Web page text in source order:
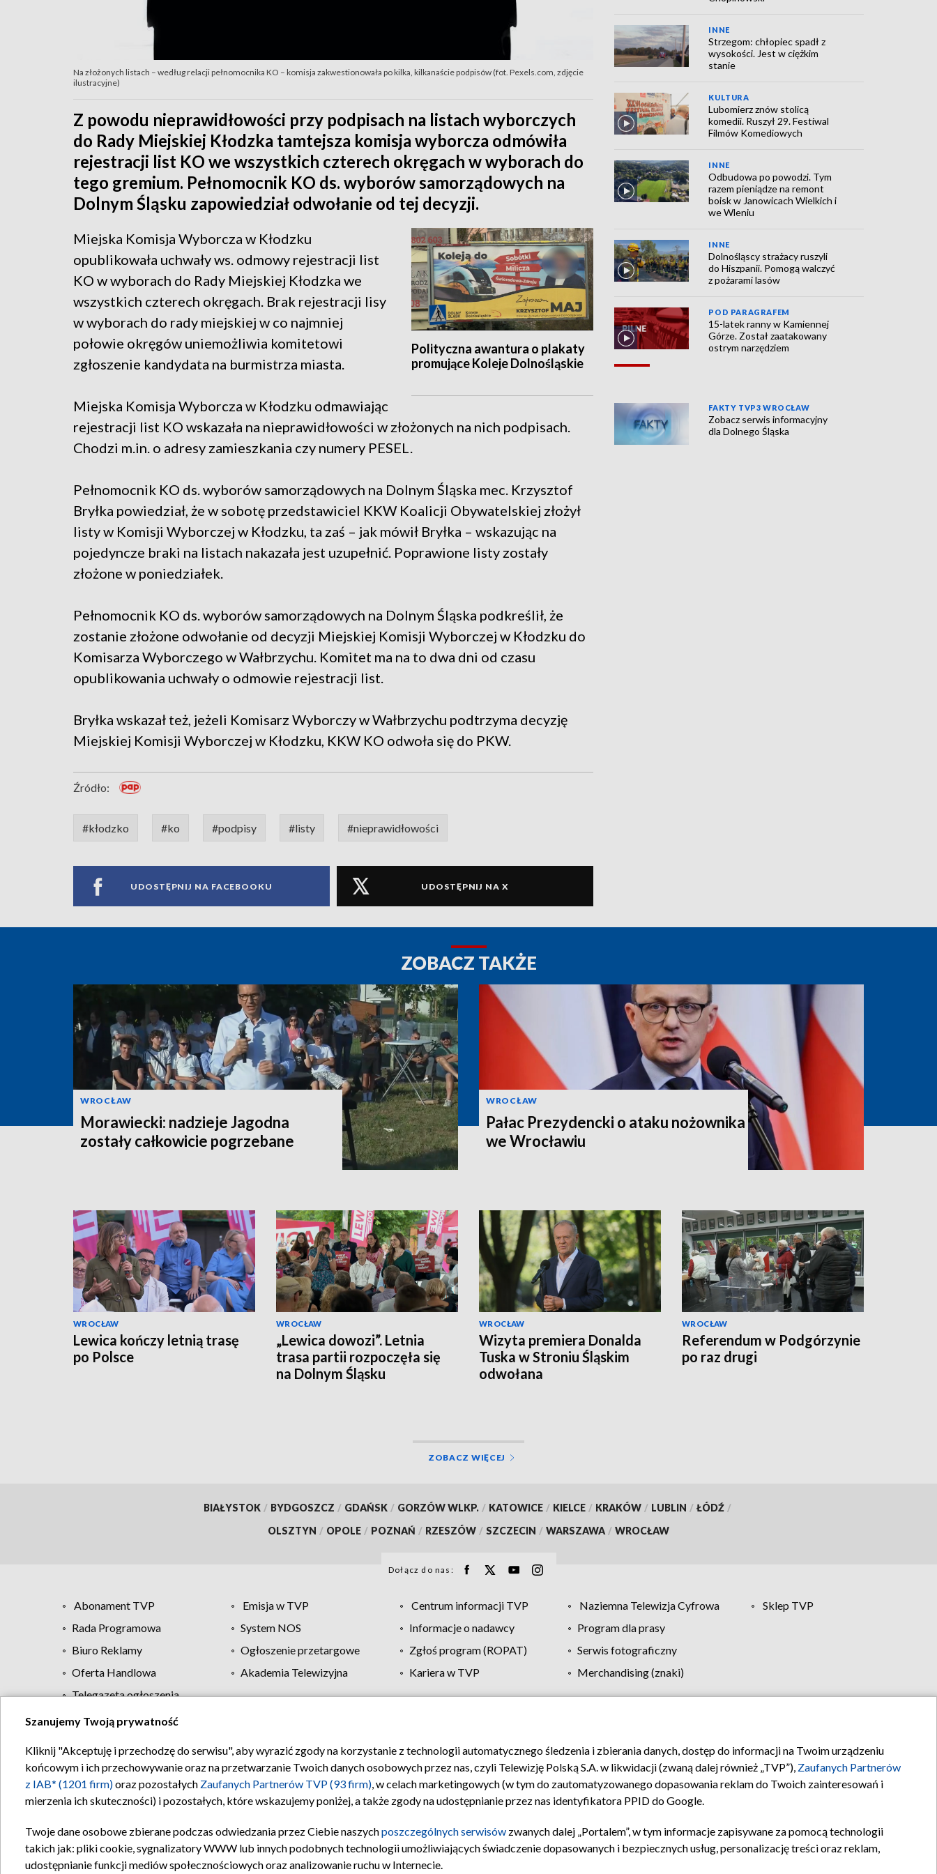
Na złożonych listach – według relacji pełnomocnika KO – komisja zakwestionowała po kilka, kilkanaście podpisów (fot. Pexels.com, zdjęcie
ilustracyjne)
Z powodu nieprawidłowości przy podpisach na listach wyborczych
do Rady Miejskiej Kłodzka tamtejsza komisja wyborcza odmówiła
rejestracji list KO we wszystkich czterech okręgach w wyborach do
tego gremium. Pełnomocnik KO ds. wyborów samorządowych na
Dolnym Śląsku zapowiedział odwołanie od tej decyzji.
Polityczna awantura o plakaty
promujące Koleje Dolnośląskie
Miejska Komisja Wyborcza w Kłodzku
opublikowała uchwały ws. odmowy rejestracji list
KO w wyborach do Rady Miejskiej Kłodzka we
wszystkich czterech okręgach. Brak rejestracji lisy
w wyborach do rady miejskiej w co najmniej
połowie okręgów uniemożliwia komitetowi
zgłoszenie kandydata na burmistrza miasta.
Miejska Komisja Wyborcza w Kłodzku odmawiając
rejestracji list KO wskazała na nieprawidłowości w złożonych na nich podpisach.
Chodzi m.in. o adresy zamieszkania czy numery PESEL.
Pełnomocnik KO ds. wyborów samorządowych na Dolnym Śląska mec. Krzysztof
Bryłka powiedział, że w sobotę przedstawiciel KKW Koalicji Obywatelskiej złożył
listy w Komisji Wyborczej w Kłodzku, ta zaś – jak mówił Bryłka – wskazując na
pojedyncze braki na listach nakazała jest uzupełnić. Poprawione listy zostały
złożone w poniedziałek.
Pełnomocnik KO ds. wyborów samorządowych na Dolnym Śląska podkreślił, że
zostanie złożone odwołanie od decyzji Miejskiej Komisji Wyborczej w Kłodzku do
Komisarza Wyborczego w Wałbrzychu. Komitet ma na to dwa dni od czasu
opublikowania uchwały o odmowie rejestracji list.
Bryłka wskazał też, jeżeli Komisarz Wyborczy w Wałbrzychu podtrzyma decyzję
Miejskiej Komisji Wyborczej w Kłodzku, KKW KO odwoła się do PKW.
Źródło:
#kłodzko #ko #podpisy #listy #nieprawidłowości
UDOSTĘPNIJ NA FACEBOOKU UDOSTĘPNIJ NA X
INNE
Strzegom: chłopiec spadł z
wysokości. Jest w ciężkim
stanie
KULTURA
Lubomierz znów stolicą
komedii. Ruszył 29. Festiwal
Filmów Komediowych
INNE
Odbudowa po powodzi. Tym
razem pieniądze na remont
boisk w Janowicach Wielkich i
we Wleniu
INNE
Dolnośląscy strażacy ruszyli
do Hiszpanii. Pomogą walczyć
z pożarami lasów
POD PARAGRAFEM
15-latek ranny w Kamiennej
Górze. Został zaatakowany
ostrym narzędziem
FAKTY TVP3 WROCŁAW
Zobacz serwis informacyjny
dla Dolnego Śląska
ZOBACZ TAKŻE
WROCŁAW
Morawiecki: nadzieje Jagodna
zostały całkowicie pogrzebane
WROCŁAW
Pałac Prezydencki o ataku nożownika
we Wrocławiu
WROCŁAW
Lewica kończy letnią trasę
po Polsce
WROCŁAW
„Lewica dowozi”. Letnia
trasa partii rozpoczęła się
na Dolnym Śląsku
WROCŁAW
Wizyta premiera Donalda
Tuska w Stroniu Śląskim
odwołana
WROCŁAW
Referendum w Podgórzynie
po raz drugi
ZOBACZ WIĘCEJ
BIAŁYSTOK / BYDGOSZCZ / GDAŃSK / GORZÓW WLKP. / KATOWICE / KIELCE / KRAKÓW / LUBLIN / ŁÓDŹ /
OLSZTYN / OPOLE / POZNAŃ / RZESZÓW / SZCZECIN / WARSZAWA / WROCŁAW
Dołącz do nas:
Abonament TVP Emisja w TVP Centrum informacji TVP Naziemna Telewizja Cyfrowa
Sklep TVP
Rada Programowa
System NOS Informacje o nadawcy
Program dla prasy
Biuro Reklamy
Ogłoszenie przetargowe Zgłoś program (ROPAT)
Serwis fotograficzny
Oferta Handlowa
Akademia Telewizyjna Kariera w TVP
Merchandising (znaki)
Telegazeta ogłoszenia
Regulamin TVP Polityka prywatności Moje zgody Pomoc Biuro reklamy Kontakt
Szanujemy Twoją prywatność
Kliknij "Akceptuję i przechodzę do serwisu", aby wyrazić zgody na korzystanie z technologii automatycznego śledzenia i zbierania danych, dostęp do informacji na Twoim urządzeniu
końcowym i ich przechowywanie oraz na przetwarzanie Twoich danych osobowych przez nas, czyli Telewizję Polską S.A. w likwidacji (zwaną dalej również „TVP”), Zaufanych Partnerów
z IAB* (1201 firm)oraz pozostałych Zaufanych Partnerów TVP (93 firm), w celach marketingowych (w tym do zautomatyzowanego dopasowania reklam do Twoich zainteresowań i
mierzenia ich skuteczności) i pozostałych, które wskazujemy poniżej, a także zgody na udostępnianie przez nas identyfikatora PPID do Google.
Twoje dane osobowe zbierane podczas odwiedzania przez Ciebie naszychposzczególnych serwisów zwanych dalej „Portalem”, w tym informacje zapisywane za pomocą technologii
takich jak: pliki cookie, sygnalizatory WWW lub innych podobnych technologii umożliwiających świadczenie dopasowanych i bezpiecznych usług, personalizację treści oraz reklam,
udostępnianie funkcji mediów społecznościowych oraz analizowanie ruchu w Internecie.